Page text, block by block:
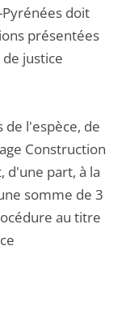
doit
présentées
justice
de l'espèce, de
Construction
d'une part, à la
somme de 3
au titre